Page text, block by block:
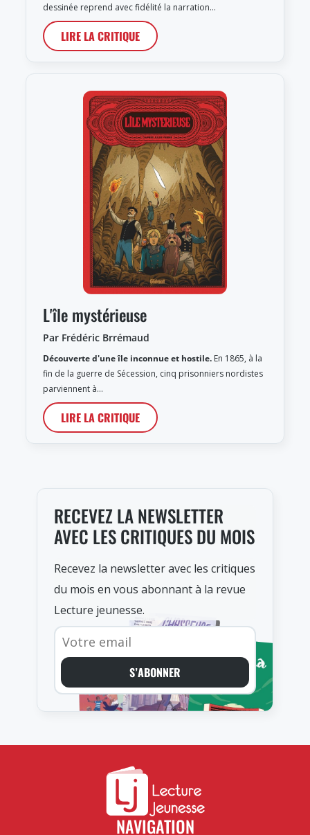
dessinée reprend avec fidélité la narration…
LIRE LA CRITIQUE
L'île mystérieuse
Par Frédéric Brrémaud
Découverte d'une île inconnue et hostile. En 1865, à la
fin de la guerre de Sécession, cinq prisonniers nordistes
parviennent à…
LIRE LA CRITIQUE
RECEVEZ LA NEWSLETTER
AVEC LES CRITIQUES DU MOIS
Recevez la newsletter avec les critiques
du mois en vous abonnant à la revue
Lecture jeunesse.
S’ABONNER
NAVIGATION